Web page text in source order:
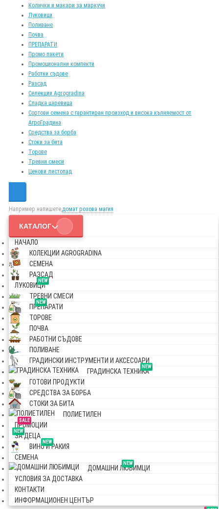
Колички и макари за маркучи
Луковици
Поливане
Почва
ПРЕПАРАТИ
Промо пакети
Промоционални компекти
Работни съдове
Разсад
Селекции Agrogradina
Сладка царевица
Сортови семена с гарантиран произход и висока кълняемост от
АгроГрадина
Средства за борба
Стоки за бита
Торове
Тревни смеси
Ценови листопад
Например напишете,домат розова магия
КАТАЛОГ
НАЧАЛО
КОЛЕКЦИИ AGROGRADINA
СЕМЕНА
РАЗСАД
NEW
ЛУКОВИЦИ
ТРЕВНИ СМЕСИ
NEW
ПРЕПАРАТИ
ТОРОВЕ
ПОЧВА
РАБОТНИ СЪДОВЕ
ПОЛИВАНЕ
ГРАДИНСКИ ИНСТРУМЕНТИ И АКСЕСОАРИ
NEW
ГРАДИНСКА ТЕХНИКА
ГОТОВИ ПРОДУКТИ
СРЕДСТВА ЗА БОРБА
СТОКИ ЗА БИТА
ПОЛИЕТИЛЕН
SALE
ПРОМОЦИИ
NEW
ЗА ДЕЦА
NEW
ВИНО И РАКИЯ
СЕМЕНА
NEW
ДОМАШНИ ЛЮБИМЦИ
УСЛОВИЯ ЗА ДОСТАВКА
КОНТАКТИ
ИНФОРМАЦИОНЕН ЦЕНТЪР